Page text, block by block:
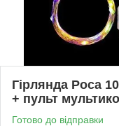
Гірлянда Роса
+ пульт
Готово до відправки